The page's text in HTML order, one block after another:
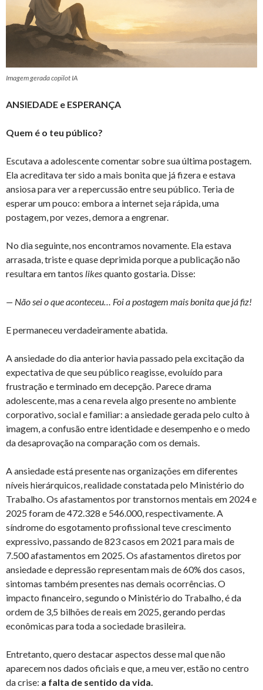
Imagem gerada copilot IA
ANSIEDADE e ESPERANÇA
Quem é o teu público?
Escutava a adolescente comentar sobre sua última postagem.
Ela acreditava ter sido a mais bonita que já fizera e estava
ansiosa para ver a repercussão entre seu público. Teria de
esperar um pouco: embora a internet seja rápida, uma
postagem, por vezes, demora a engrenar.
No dia seguinte, nos encontramos novamente. Ela estava
arrasada, triste e quase deprimida porque a publicação não
resultara em tantos likesquanto gostaria. Disse:
— Não sei o que aconteceu… Foi a postagem mais bonita que já fiz!
E permaneceu verdadeiramente abatida.
A ansiedade do dia anterior havia passado pela excitação da
expectativa de que seu público reagisse, evoluído para
frustração e terminado em decepção. Parece drama
adolescente, mas a cena revela algo presente no ambiente
corporativo, social e familiar: a ansiedade gerada pelo culto à
imagem, a confusão entre identidade e desempenho e o medo
da desaprovação na comparação com os demais.
A ansiedade está presente nas organizações em diferentes
níveis hierárquicos, realidade constatada pelo Ministério do
Trabalho. Os afastamentos por transtornos mentais em 2024 e
2025 foram de 472.328 e 546.000, respectivamente. A
síndrome do esgotamento profissional teve crescimento
expressivo, passando de 823 casos em 2021 para mais de
7.500 afastamentos em 2025. Os afastamentos diretos por
ansiedade e depressão representam mais de 60% dos casos,
sintomas também presentes nas demais ocorrências. O
impacto financeiro, segundo o Ministério do Trabalho, é da
ordem de 3,5 bilhões de reais em 2025, gerando perdas
econômicas para toda a sociedade brasileira.
Entretanto, quero destacar aspectos desse mal que não
aparecem nos dados oficiais e que, a meu ver, estão no centro
da crise: a falta de sentido da vida.